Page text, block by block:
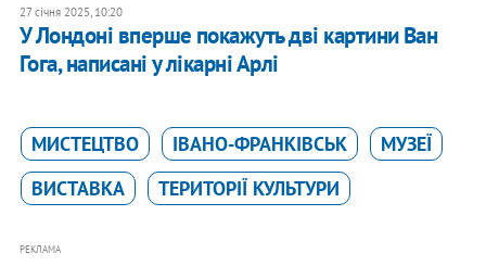
27 січня 2025, 10:20
У Лондоні вперше покажуть дві картини Ван
Гога, написані у лікарні Арлі
МИСТЕЦТВО ІВАНО-ФРАНКІВСЬК
МУЗЕЇ
ВИСТАВКА
ТЕРИТОРІЇ КУЛЬТУРИ
РЕКЛАМА